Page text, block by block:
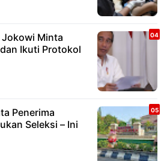
Jokowi Minta
Ikuti Protokol
Penerima
Seleksi – Ini